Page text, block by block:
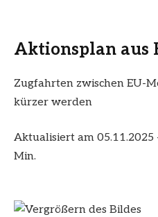
Aktionsplan aus
Zugfahrten zwischen EU-
kürzer werden
Aktualisiert am 05.11.2025
Min.